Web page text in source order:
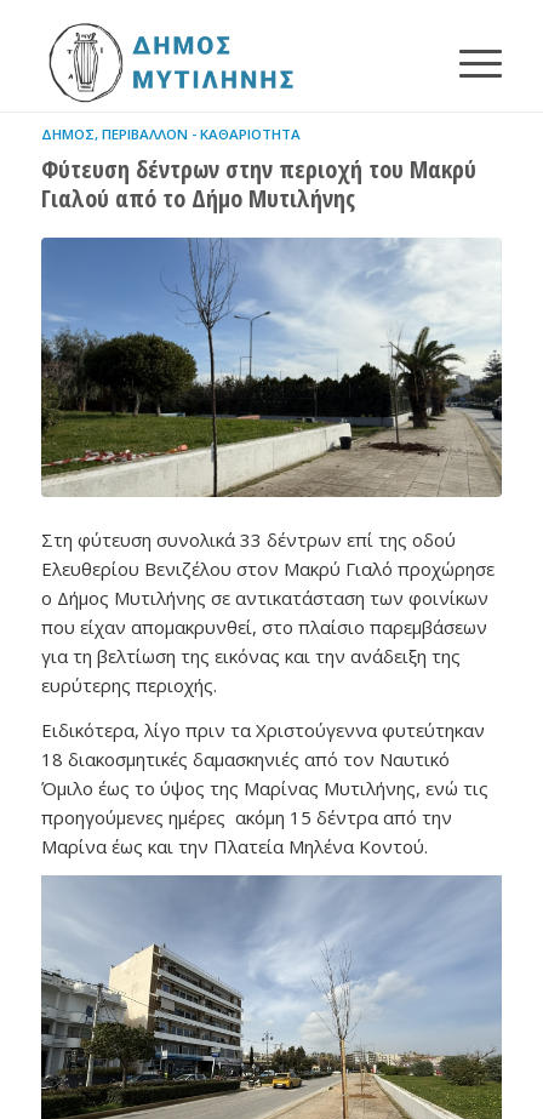
ΔΉΜΟΣ, ΠΕΡΙΒΆΛΛΟΝ - ΚΑΘΑΡΙΌΤΗΤΑ
Φύτευση δέντρων στην περιοχή του Μακρύ
Γιαλού από το Δήμο Μυτιλήνης
Στη φύτευση συνολικά 33 δέντρων επί της οδού
Ελευθερίου Βενιζέλου στον Μακρύ Γιαλό προχώρησε
ο Δήμος Μυτιλήνης σε αντικατάσταση των φοινίκων
που είχαν απομακρυνθεί, στο πλαίσιο παρεμβάσεων
για τη βελτίωση της εικόνας και την ανάδειξη της
ευρύτερης περιοχής.
Ειδικότερα, λίγο πριν τα Χριστούγεννα φυτεύτηκαν
18 διακοσμητικές δαμασκηνιές από τον Ναυτικό
Όμιλο έως το ύψος της Μαρίνας Μυτιλήνης, ενώ τις
προηγούμενες ημέρες ακόμη 15 δέντρα από την
Μαρίνα έως και την Πλατεία Μηλένα Κοντού.